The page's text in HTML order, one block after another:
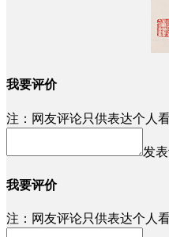
我要评价
注：网友评论只供表达个人
发
我要评价
注：网友评论只供表达个人